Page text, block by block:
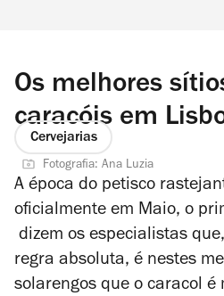
Os melhores
caracóis em
Cervejarias
Fotografia: Ana Luzia
A época do petisco
oficialmente em Maio, o
dizem os especialistas
regra absoluta, é nestes
solarengos que o caracol é